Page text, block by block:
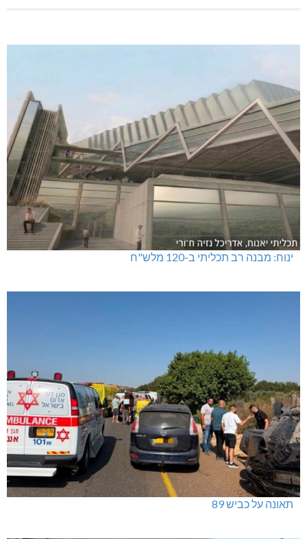
ינוח: מבנה רב תכליתי ב-120 מלש"ח
תאונה על כביש 89